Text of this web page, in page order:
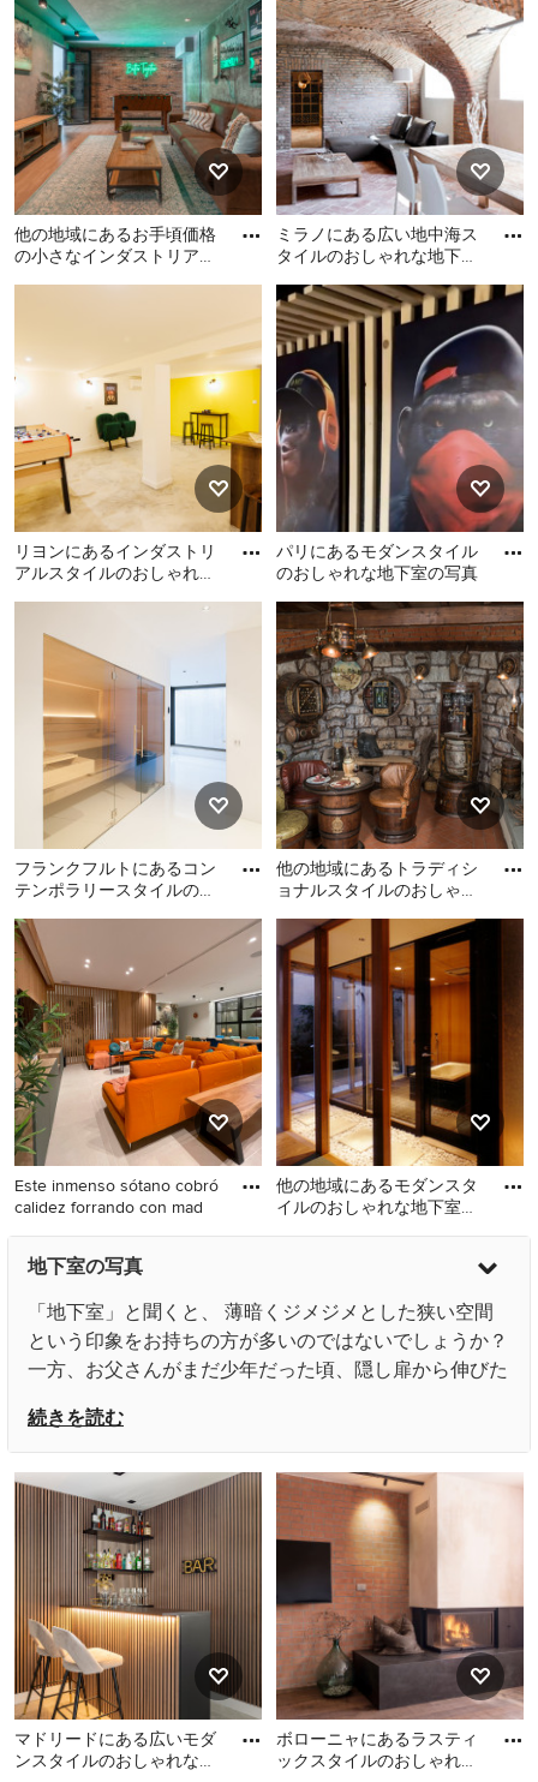
な地下室 (全地下、ホームバ
ー、茶色い壁、茶色い床、
三角天井) の写真
他の地域にあるお手頃価格
の小さなインダストリアル
他の地域にあるお手頃価格
スタイルのおしゃれな地下
室 (全地下、ゲームルーム、
グレーの壁、ラミネートの
床、茶色い床、折り上げ天
井、レンガ壁) の写真
ミラノにある広い地中海ス
タイルのおしゃれな地下室
ミラノにある広い地中海ス
タイルのおしゃれな地下室
(半地下 (窓あり) ) の写真
リヨンにあるインダストリ
アルスタイルのおしゃれな
リヨンにあるインダストリ
アルスタイルのおしゃれな
地下室の写真
パリにあるモダンスタイル
のおしゃれな地下室の写真
パリにあるモダンスタイル
のおしゃれな地下室の写真
フランクフルトにあるコン
テンポラリースタイルのお
白い壁) の写真
フランクフルトにあるコン
テンポラリースタイルのお
しゃれな地下室 (全地下、白
い壁) の写真
他の地域にあるトラディシ
ョナルスタイルのおしゃれ
他の地域にあるトラディシ
ョナルスタイルのおしゃれ
な地下室の写真
Este inmenso sótano cobró
calidez forrando con mad
他の地域にある広いトロピ
カルスタイルのおしゃれな
アタールーム、茶色い壁、
セラミックタイルの床、ベ
ージュの床、羽目板の壁) の
他の地域にあるモダンスタ
イルのおしゃれな地下室の
他の地域にあるモダンスタ
イルのおしゃれな地下室の
地下室の写真
「地下室」と聞くと、 薄暗くジメジメとした狭い空間
という印象をお持ちの方が多いのではないでしょうか？
一方、お父さんがまだ少年だった頃、隠し扉から伸びた
密基地」としての地下室は、憧れの空間だったはず。い
ずれにしても、日本の戸建て住宅では、まだあまり見る
ことのないのが地下室。実際にはどのように使われてい
るのでしょうか？
地下室の利点
居住スペースの拡大
：最大の利点は、限られた敷地
内における「豊かな生活空間の確保」と言えます。
「斜線制限」や「採光」などの法的制限が適用され
る2階や3階とは異なり、地下フロアは1階と同じ面
積で作ることができるため、居住スペースの拡大に
よる快適性、居住性の向上が期待できます。
続きを読む
マドリードにある広いモダ
ンスタイルのおしゃれな地
ボローニャにあるラスティ
ックスタイルのおしゃれな